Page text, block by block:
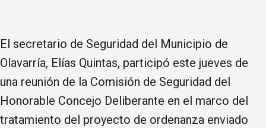
El secretario de Seguridad del Municipio de
Olavarría, Elías Quintas, participó este jueves de
una reunión de la Comisión de Seguridad del
Honorable Concejo Deliberante en el marco del
tratamiento del proyecto de ordenanza enviado